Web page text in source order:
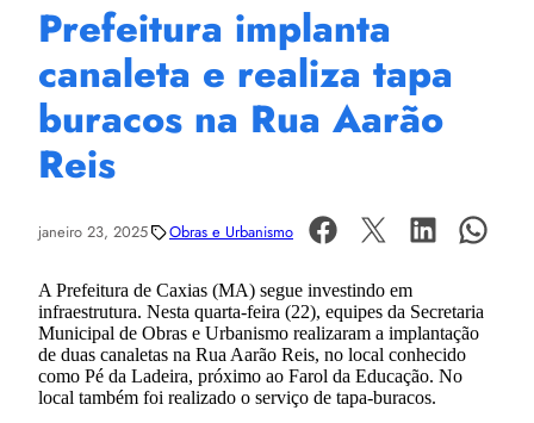
Prefeitura implanta
canaleta e realiza tapa
buracos na Rua Aarão
Reis
janeiro 23, 2025 Obras e Urbanismo
A Prefeitura de Caxias (MA) segue investindo em
infraestrutura. Nesta quarta-feira (22), equipes da Secretaria
Municipal de Obras e Urbanismo realizaram a implantação
de duas canaletas na Rua Aarão Reis, no local conhecido
como Pé da Ladeira, próximo ao Farol da Educação. No
local também foi realizado o serviço de tapa-buracos.